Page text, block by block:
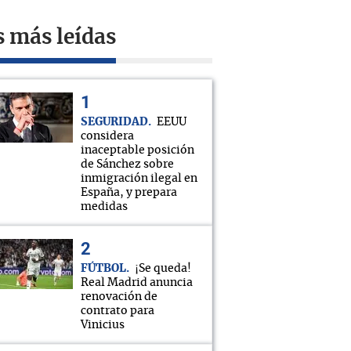
más leídas
SEGURIDAD
EEUU
considera
inaceptable posición
de Sánchez sobre
inmigración ilegal en
España, y prepara
medidas
FÚTBOL
¡Se queda!
Real Madrid anuncia
renovación de
contrato para
Vinicius